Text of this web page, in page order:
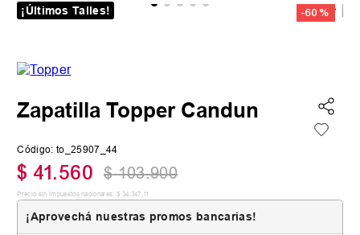
3.
zapatillas mujer
5. medias
¡Últimos Talles! -60 %
Zapatilla Topper Candun
Código: to_25907_44
$ 41.560 $ 103.900
Precio sin impuestos nacionales: $ 34 347 11
¡Aprovechá nuestras promos bancarias!